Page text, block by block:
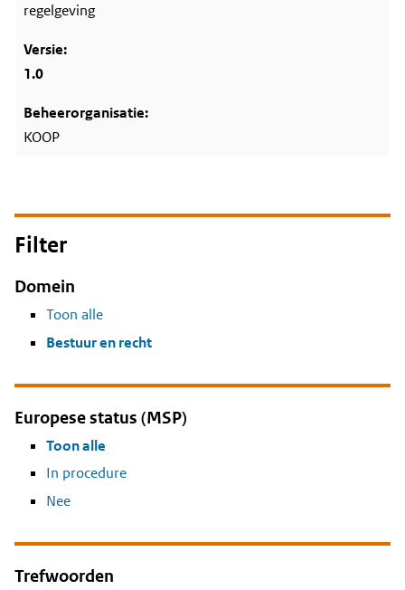
regelgeving
1.0
KOOP
Filter
Domein
Toon alle
Bestuur en recht
Europese status (MSP)
Toon alle
In procedure
Nee
Trefwoorden